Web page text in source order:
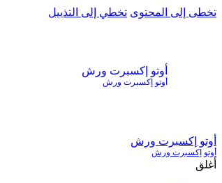
تخطى إلى المحتوى تخطي إلى التذييل
أوتو إكسبرت ورش
أوتو إكسبرت ورش
أوتو إكسبرت ورش
أوتو إكسبرت ورش
أغلق